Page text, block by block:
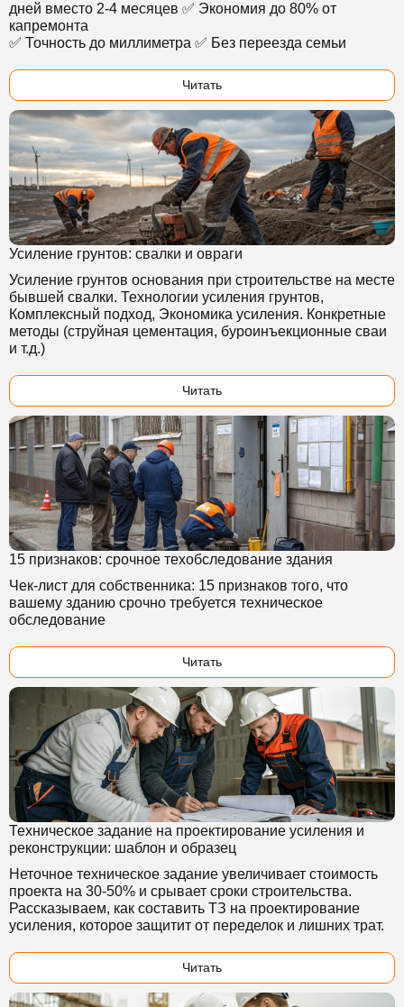
дней вместо 2-4 месяцев ✅ Экономия до 80% от
капремонта
✅ Точность до миллиметра ✅ Без переезда семьи
Читать
Усиление грунтов: свалки и овраги
Усиление грунтов основания при строительстве на месте
бывшей свалки. Технологии усиления грунтов,
Комплексный подход, Экономика усиления. Конкретные
методы (струйная цементация, буроинъекционные сваи
и т.д.)
Читать
15 признаков: срочное техобследование здания
Чек-лист для собственника: 15 признаков того, что
вашему зданию срочно требуется техническое
обследование
Читать
Техническое задание на проектирование усиления и
реконструкции: шаблон и образец
Неточное техническое задание увеличивает стоимость
проекта на 30-50% и срывает сроки строительства.
Рассказываем, как составить ТЗ на проектирование
усиления, которое защитит от переделок и лишних трат.
Читать